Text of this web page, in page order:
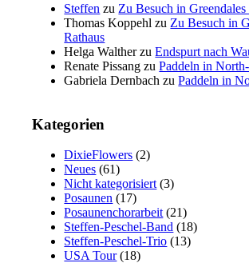
Steffen zu Zu Besuch in Greendales
Thomas Koppehl zu Zu Besuch in
Rathaus
Helga WaltherzuEndspurt nach
Renate Pissang zuPaddeln in
Gabriela Dernbach zuPaddeln in
Kategorien
DixieFlowers (2)
Neues (61)
Nicht kategorisiert (3)
Posaunen (17)
Posaunenchorarbeit (21)
Steffen-Peschel-Band (18)
Steffen-Peschel-Trio (13)
USA Tour(18)